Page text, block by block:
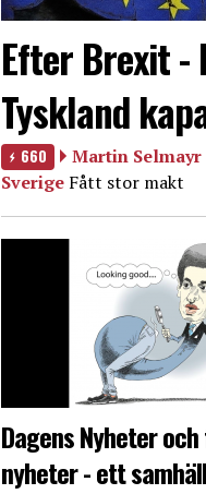
Efter Brexit -
Tyskland
660
Martin
Sverige Fått stor makt
Dagens Nyheter
nyheter - ett